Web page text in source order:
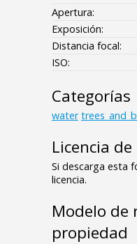
Apertura:
Exposición:
Distancia focal:
ISO:
Categorías
water
Licencia de
Si descarga esta
licencia.
Modelo de
propiedad